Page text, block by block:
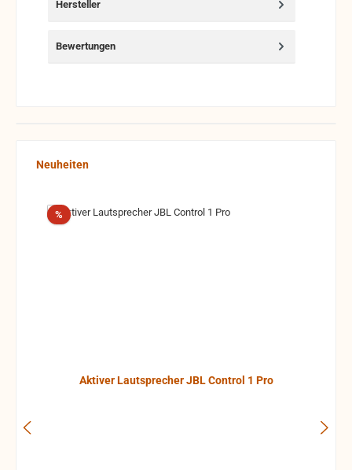
Hersteller
Bewertungen
Produktgalerie überspringen
Neuheiten
%Rabatt
Aktiver Lautsprecher JBL Control 1 Pro